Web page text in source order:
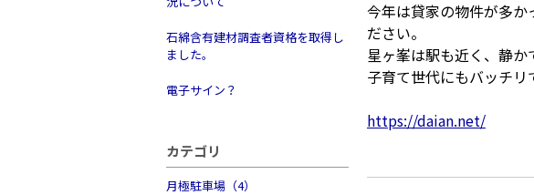
石綿含有建材調査者資格を取得し
ました。
電子サイン？
カテゴリ
月極駐車場（4）
今年は貸家の物件が多か
ださい。
星ヶ峯は駅も近く、静か
子育て世代にもバッチリ
https://daian.net/